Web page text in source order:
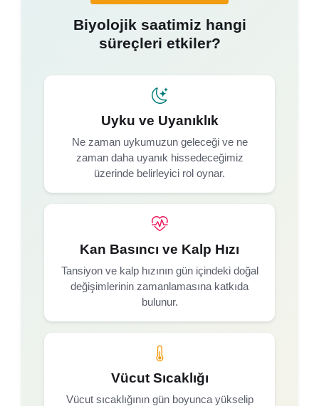
Biyolojik saatimiz hangi
süreçleri etkiler?
Uyku ve Uyanıklık
Ne zaman uykumuzun geleceği ve ne
zaman daha uyanık hissedeceğimiz
üzerinde belirleyici rol oynar.
Kan Basıncı ve Kalp Hızı
Tansiyon ve kalp hızının gün içindeki doğal
değişimlerinin zamanlamasına katkıda
bulunur.
Vücut Sıcaklığı
Vücut sıcaklığının gün boyunca yükselip